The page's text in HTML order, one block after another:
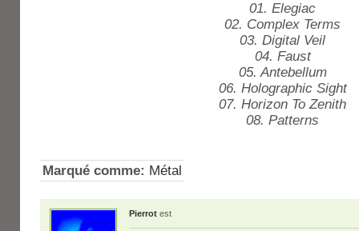
01. Elegiac
02. Complex Terms
03. Digital Veil
04. Faust
05. Antebellum
06. Holographic Sight
07. Horizon To Zenith
08. Patterns
Marqué comme: Métal
Pierrot est